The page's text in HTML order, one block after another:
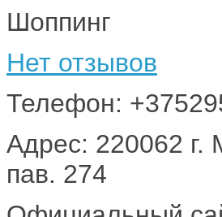
Шоппинг
Нет отзывов
Телефон:
Адрес: 220062
пав. 274